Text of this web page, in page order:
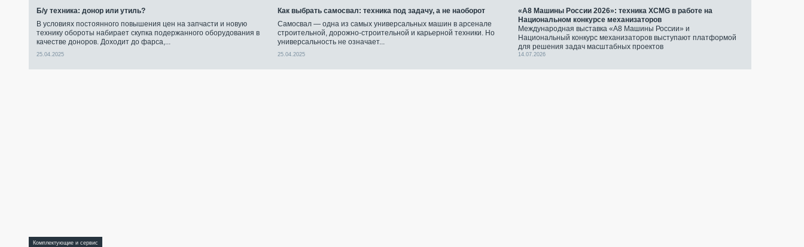
Б/у техника: донор или утиль?
В условиях постоянного повышения цен на запчасти и новую
технику обороты набирает скупка подержанного оборудования в
качестве доноров. Доходит до фарса,...
25.04.2025
Как выбрать самосвал: техника под задачу, а не наоборот
Самосвал — одна из самых универсальных машин в арсенале
строительной, дорожно-строительной и карьерной техники. Но
универсальность не означает...
25.04.2025
«А8 Машины России 2026»: техника XCMG в работе на
Национальном конкурсе механизаторов
Международная выставка «А8 Машины России» и
Национальный конкурс механизаторов выступают платформой
для решения задач масштабных проектов
14.07.2026
Комплектующие и сервис